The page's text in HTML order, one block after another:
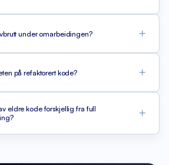
under omarbeidingen?
på refaktorert kode?
eldre kode forskjellig fra full